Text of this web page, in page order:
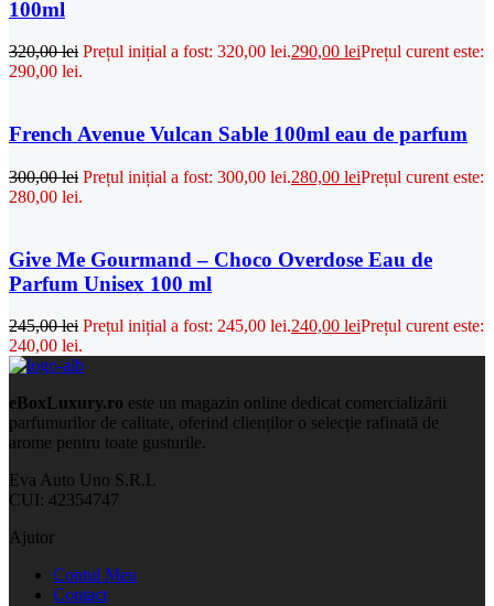
100ml
320,00lei Prețul inițial a fost: 320,00 lei.290,00 leiPrețul curent este:
290,00 lei.
French Avenue Vulcan Sable 100ml eau de parfum
300,00lei Prețul inițial a fost: 300,00 lei.280,00 leiPrețul curent este:
280,00 lei.
Give Me Gourmand – Choco Overdose Eau de
Parfum Unisex 100 ml
245,00lei Prețul inițial a fost: 245,00 lei.240,00 leiPrețul curent este:
240,00 lei.
eBoxLuxury.ro este un magazin online dedicat comercializării
parfumurilor de calitate, oferind clienților o selecție rafinată de
arome pentru toate gusturile.
Eva Auto Uno S.R.L
CUI: 42354747
Ajutor
Contul Meu
Contact